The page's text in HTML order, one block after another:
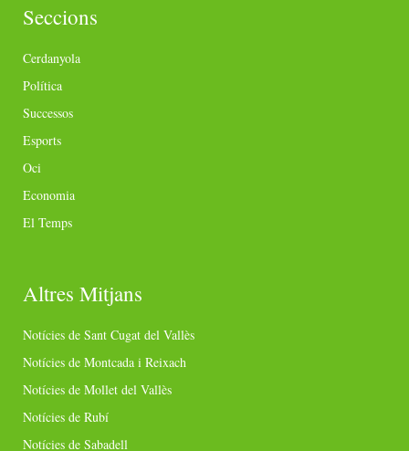
Seccions
Cerdanyola
Política
Successos
Esports
Oci
Economia
El Temps
Altres Mitjans
Notícies de Sant Cugat del Vallès
Notícies de Montcada i Reixach
Notícies de Mollet del Vallès
Notícies de Rubí
Notícies de Sabadell